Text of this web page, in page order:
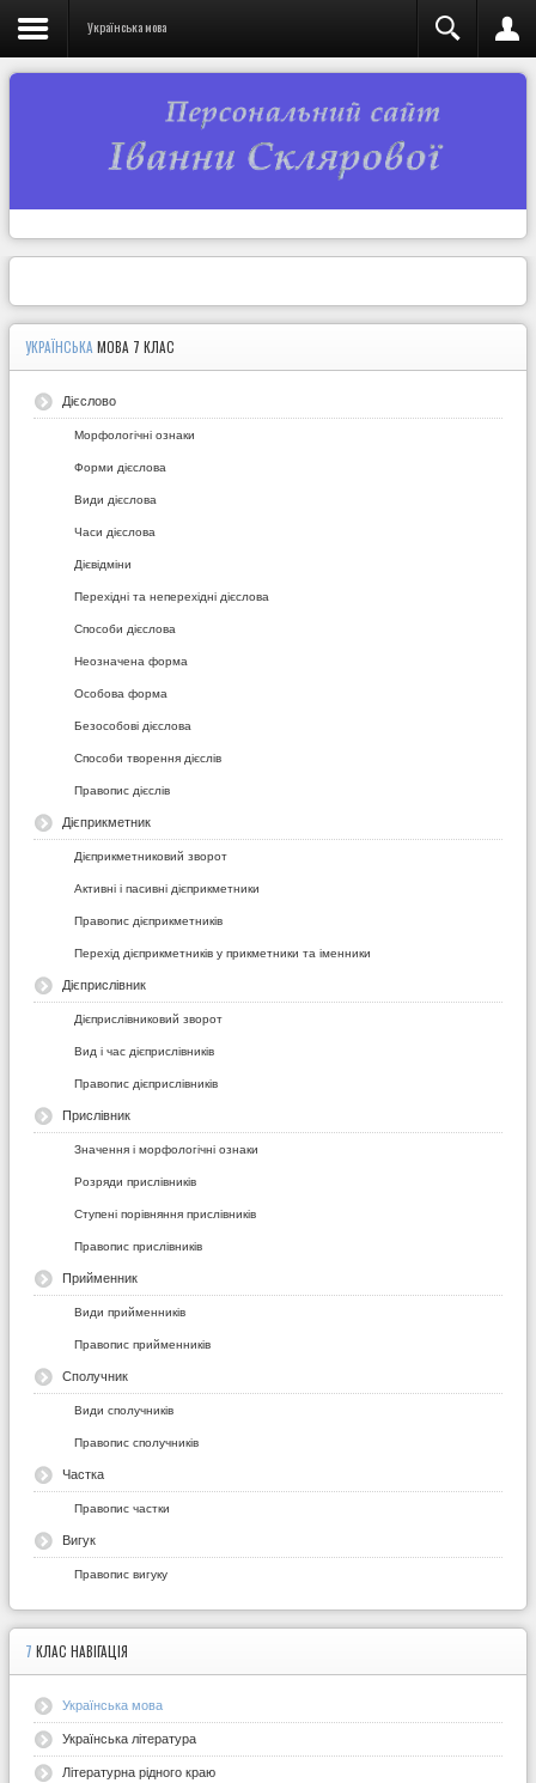
Українська мова
УКРАЇНСЬКА МОВА 7 КЛАС
Дієслово
Морфологічні ознаки
Форми дієслова
Види дієслова
Часи дієслова
Дієвідміни
Перехідні та неперехідні дієслова
Способи дієслова
Неозначена форма
Особова форма
Безособові дієслова
Способи творення дієслів
Правопис дієслів
Дієприкметник
Дієприкметниковий зворот
Активні і пасивні дієприкметники
Правопис дієприкметників
Перехід дієприкметників у прикметники та іменники
Дієприслівник
Дієприслівниковий зворот
Вид і час дієприслівників
Правопис дієприслівників
Прислівник
Значення і морфологічні ознаки
Розряди прислівників
Ступені порівняння прислівників
Правопис прислівників
Прийменник
Види прийменників
Правопис прийменників
Сполучник
Види сполучників
Правопис сполучників
Частка
Правопис частки
Вигук
Правопис вигуку
7 КЛАС НАВІГАЦІЯ
Українська мова
Українська література
Літературна рідного краю